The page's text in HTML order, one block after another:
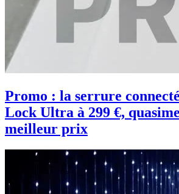
Promo : la serrure
Lock Ultra à 299 €,
meilleur prix